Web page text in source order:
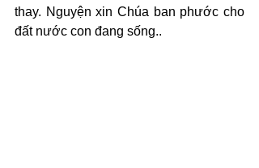
thay. Nguyện xin Chúa ban phước cho
đất nước con đang sống..